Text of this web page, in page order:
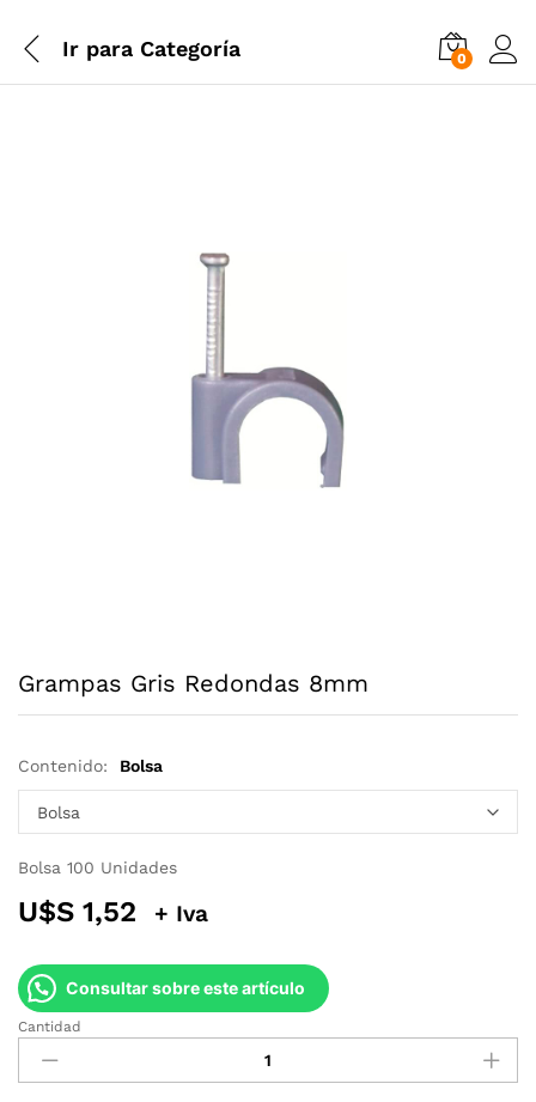
Ir para Categoría 0
Grampas Gris Redondas 8mm
Contenido: Bolsa
Bolsa 100 Unidades
U$S 1,52 + Iva
Consultar sobre este artículo
Grampas
Gris
Redondas
Cantidad